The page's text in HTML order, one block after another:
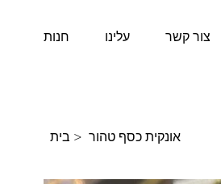
חנות עלינו צור קשר
בית > אונקית כסף טהור